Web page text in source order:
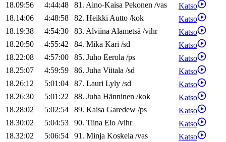
18.09:56 4:44:48 81. Aino-Kaisa Pekonen /vas
Katso
18.14:06
4:48:58 82. HeikkiAutto /kok
Katso
18.19:38
4:54:30 83. AlviinaAlametsä /vihr
Katso
18.20:50
4:55:42 84. Mika Kari /sd
Katso
18.22:08
4:57:00 85. Juho Eerola /ps
Katso
18.25:07
4:59:59 86. Juha Viitala /sd
Katso
18.26:12
5:01:04 87. Lauri Lyly /sd
Katso
18.26:30
5:01:22 88. Juha Hänninen /kok
Katso
18.28:02
5:02:54 89. Kaisa Garedew /ps
Katso
18.30:02
5:04:53 90. Tiina Elo /vihr
Katso
18.32:02
5:06:54 91. Minja Koskela /vas
Katso